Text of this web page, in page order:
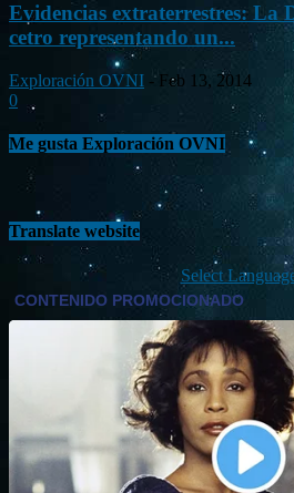
Evidencias extraterrestres: La
cetro representando un...
Exploración OVNI - Feb 13, 2014
0
Me gusta Exploración OVNI
Translate website
Select